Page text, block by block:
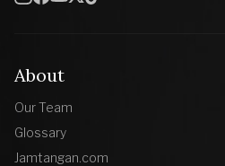
About
Our Team
Glossary
Jamtangan.com